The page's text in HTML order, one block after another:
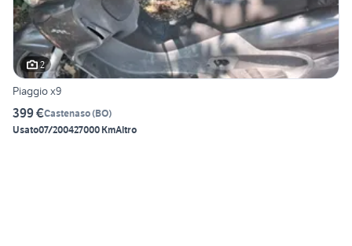
2
Piaggio x9
399 €Castenaso(BO)
Usato07/200427000 KmAltro